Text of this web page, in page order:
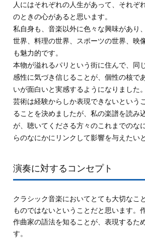
人にはそれぞれの人生があって、それぞ
のときの心があると思います。
私自身も、音楽以外に色々な興味があり
世界、料理の世界、スポーツの世界、映
も魅力的です。
本物が溢れるパリという街に住んで、同
感性に気づき信じることが、個性の核で
いが面白いと実感するようになりました。
芸術は経験からしか表現できないという
ることを決めましたが、私の楽譜を読み
が、聴いてくださる方々のこれまでのな
らのなにかにリンクして影響を与えたい
演奏に対するコンセプト
クラシック音楽においてとても大切なこ
ものではないということだと思います。
作曲家の語法を知ることが、表現するた
す。